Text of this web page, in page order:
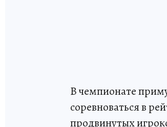
В чемпионате
соревноваться в
продвинутых